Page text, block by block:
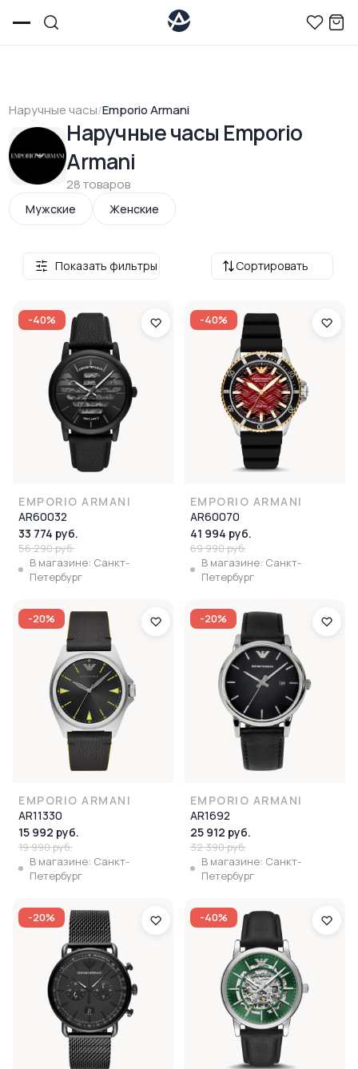
Наручные часы/Emporio Armani
Наручные часы Emporio
Armani
28 товаров
Мужские Женские
Сортировать
Показать фильтры
-40%
EMPORIO ARMANI
AR60032
33 774 руб.
56 290 руб.
В магазине: Санкт-
Петербург
-40%
EMPORIO ARMANI
AR60070
41 994 руб.
69 990 руб.
В магазине: Санкт-
Петербург
-20%
EMPORIO ARMANI
AR11330
15 992 руб.
19 990 руб.
В магазине: Санкт-
Петербург
-20%
EMPORIO ARMANI
AR1692
25 912 руб.
32 390 руб.
В магазине: Санкт-
Петербург
-20% -40%